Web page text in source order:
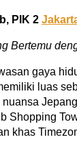
PIK 2
Bertemu
gaya
luas
Shopping
khas